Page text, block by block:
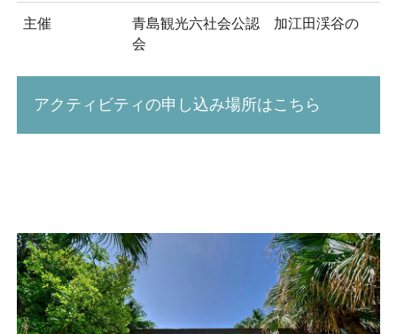
主催
青島観光六社会公認 加江田渓谷の
会
アクティビティの申し込み場所はこちら